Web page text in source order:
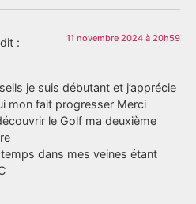
dit : 11 novembre 2024 à 20h59
je suis débutant et j’apprécie
mon fait progresser Merci
le Golf ma deuxième
dans mes veines étant